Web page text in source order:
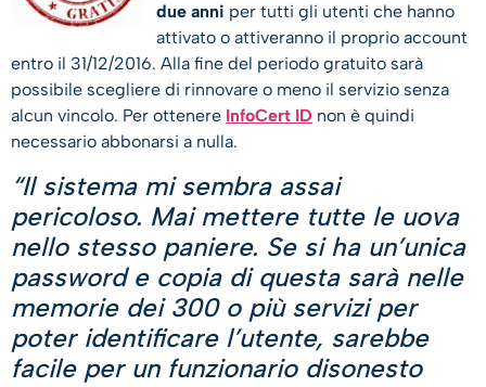
due anni per tutti gli utenti che hanno
attivato o attiveranno il proprio account
entro il 31/12/2016. Alla fine del periodo gratuito sarà
possibile scegliere di rinnovare o meno il servizio senza
alcun vincolo. Per ottenere InfoCert ID non è quindi
necessario abbonarsi a nulla.
“Il sistema mi sembra assai
pericoloso. Mai mettere tutte le uova
nello stesso paniere. Se si ha un’unica
password e copia di questa sarà nelle
memorie dei 300 o più servizi per
poter identificare l’utente, sarebbe
facile per un funzionario disonesto